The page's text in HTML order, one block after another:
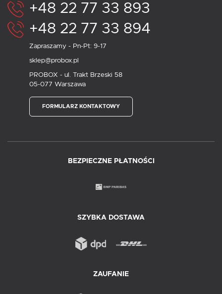
+48 22 77 33 893
+48 22 77 33 894
Zapraszamy - Pn-Pt: 9-17
sklep@probox.pl
PROBOX - ul. Trakt Brzeski 58
05-077 Warszawa
FORMULARZ KONTAKTOWY
BEZPIECZNE PŁATNOŚCI
SZYBKA DOSTAWA
ZAUFANIE